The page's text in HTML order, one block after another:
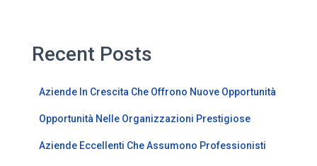
Recent Posts
Aziende In Crescita Che Offrono Nuove Opportunità
Opportunità Nelle Organizzazioni Prestigiose
Aziende Eccellenti Che Assumono Professionisti